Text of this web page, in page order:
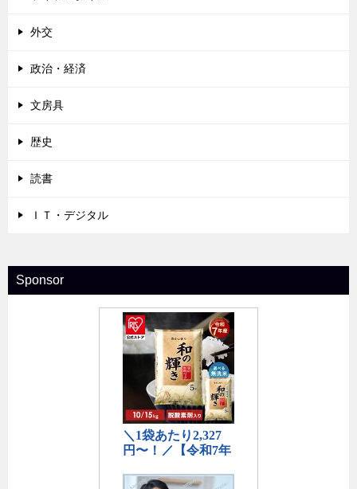
外交
政治・経済
文房具
歴史
読書
ＩＴ・デジタル
Sponsor